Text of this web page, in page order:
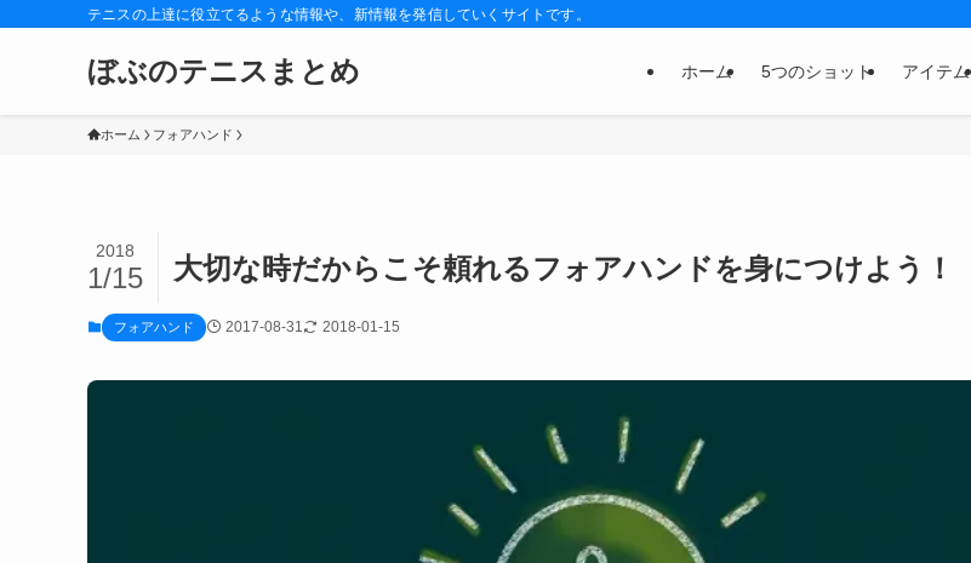
テニスの上達に役立てるような情報や、新情報を発信していくサイトです。
ぼぶのテニスまとめ ホーム 5つのショット アイテム
ホーム フォアハンド
大切な時だからこそ頼れるフォアハンドを身につけよう！
2018
1/15
フォアハンド 2017-08-31 2018-01-15